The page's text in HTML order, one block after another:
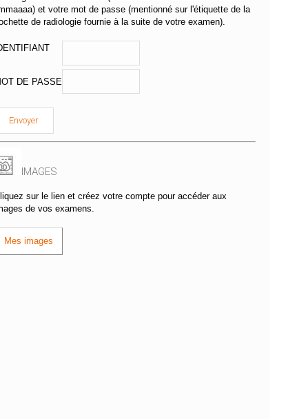
à écrire !
et votre mot de passe (mentionné sur l'étiquette de la
de radiologie fournie à la suite de votre examen).
DE PASSE
IMAGES
sur le lien et créez votre compte pour accéder aux
de vos examens.
Mes images